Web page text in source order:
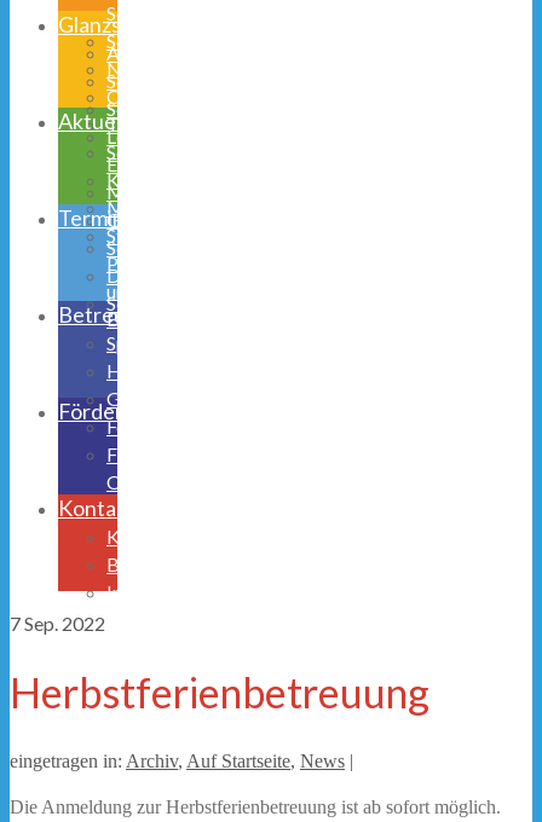
Schulhand
Schulprogramm
Niedernetphen
Obernetphen
Team
Schulmitwirkung
Kooperationen
Medienerziehung
Stunden-,
Pausen-
und
Busfahrzeiten
Glanzstücke
AGs
Schulsozialarbeit
Schülerparlament
Lego
Education
Musical
Galerie
Schulhund
Digitalisierung
Schulsozialarbeit
Aktuelles
Termine
Betreuung
Speiseplan
Halbtagsbetreuung
Ganztagsschule
Ferienbetreuung
Freistellungsantrag
OGS
Förderverein
Kontakt
Krankmeldung
Beurlaubungen
Impressum/Datenschutz
7Sep. 2022
Herbstferienbetreuung
eingetragen in: Archiv, Auf Startseite, News |
Die Anmeldung zur Herbstferienbetreuung ist ab sofort möglich.